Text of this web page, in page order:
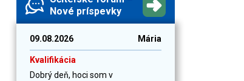
Nové príspevky
09.08.2026 Mária
Kvalifikácia
Dobrý deň, hoci som v